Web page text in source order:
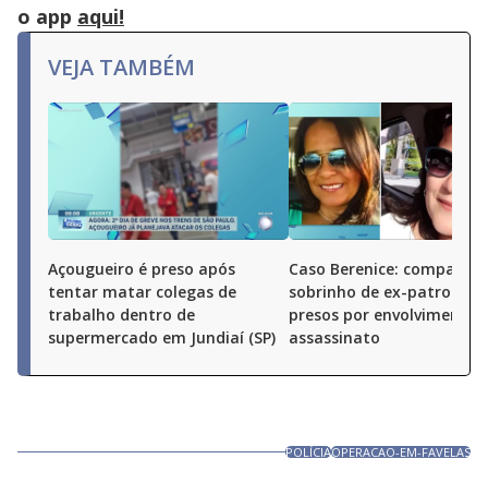
o app aqui!
VEJA TAMBÉM
Açougueiro é preso após
tentar matar colegas de
trabalho dentro de
supermercado em Jundiaí (SP)
Caso Berenice:
sobrinho de ex-patroa
presos por envolvimento
assassinato
POLÍCIAOPERACAO-EM-FAVELAS